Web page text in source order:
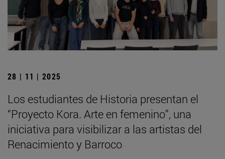
28 | 11 | 2025
Los estudiantes de Historia presentan el
“Proyecto Kora. Arte en femenino”, una
iniciativa para visibilizar a las artistas del
Renacimiento y Barroco